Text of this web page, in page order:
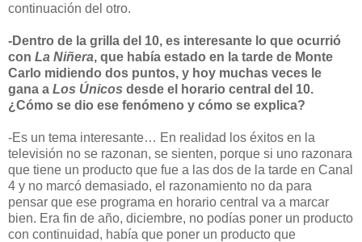
continuación del otro.
-Dentro de la grilla del 10, es interesante lo que ocurrió
con La Niñera, que había estado en la tarde de Monte
Carlo midiendo dos puntos, y hoy muchas veces le
gana a Los Únicos desde el horario central del 10.
¿Cómo se dio ese fenómeno y cómo se explica?
-Es un tema interesante… En realidad los éxitos en la
televisión no se razonan, se sienten, porque si uno razonara
que tiene un producto que fue a las dos de la tarde en Canal
4 y no marcó demasiado, el razonamiento no da para
pensar que ese programa en horario central va a marcar
bien. Era fin de año, diciembre, no podías poner un producto
con continuidad, había que poner un producto que